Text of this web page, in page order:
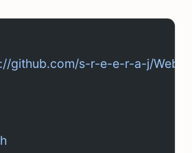
github.com/s-r-e-e-r-a-j/